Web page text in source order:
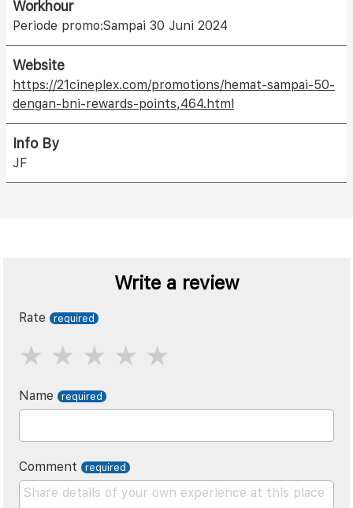
Workhour
Periode promo:Sampai 30 Juni 2024
Website
https://21cineplex.com/promotions/hemat-sampai-50-
dengan-bni-rewards-points,464.html
Info By
JF
Write a review
Rate
Name
Comment